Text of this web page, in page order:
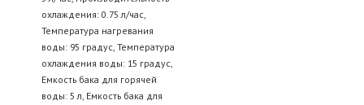
охлаждения: 0.75 л/час,
Температура нагревания
воды: 95 градус, Температура
охлаждения воды: 15 градус,
Емкость бака для горячей
воды: 5 л, Емкость бака для